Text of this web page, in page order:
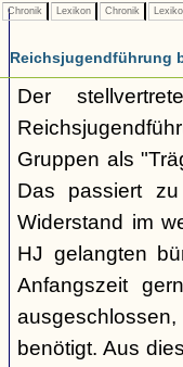
Chronik Lexikon Chronik
Reichsjugendführung
Der
Gruppen als
Das passiert
Widerstand im
HJ gelangten
Anfangszeit
benötigt. Aus